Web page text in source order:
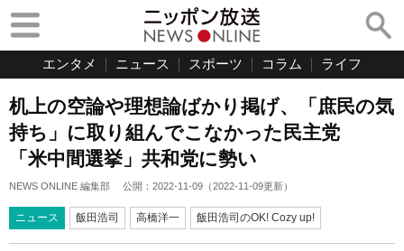
エンタメ ニュース スポーツ コラム ライフ
机上の空論や理想論ばかり掲げ、「庶民の気
持ち」に取り組んでこなかった民主党
「米中間選挙」共和党に勢い
NEWS ONLINE 編集部 公開： 2022-11-09 （2022-11-09更新）
ニュース 飯田浩司 高橋洋一 飯田浩司のOK! Cozy up!